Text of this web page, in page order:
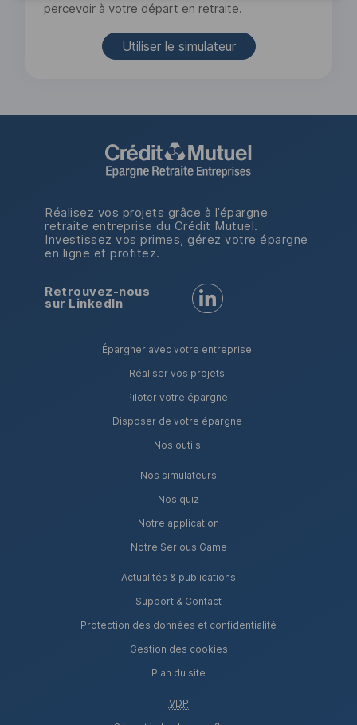
percevoir à votre départ en retraite.
Utiliser le simulateur
Réalisez vos projets grâce à l’épargne
retraite entreprise du Crédit Mutuel.
Investissez vos primes, gérez votre épargne
en ligne et profitez.
Retrouvez-nous
sur LinkedIn Retrouvez-nous sur
Épargner avec votre entreprise
Réaliser vos projets
Piloter votre épargne
Disposer de votre épargne
Nos outils
Nos simulateurs
Nos quiz
Notre application
Notre Serious Game
Actualités & publications
Support & Contact
Protection des données et confidentialité
Gestion des cookies
Plan du site
VDP